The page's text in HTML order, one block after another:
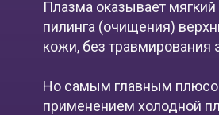
Плазма оказывает
пилинга (очищения)
кожи, без травмирования
Но самым главным
применением холодной